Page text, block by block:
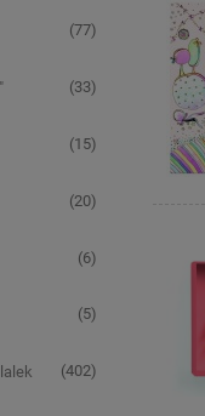
(77)
(33)
(15)
(20)
(6)
(5)
(402)